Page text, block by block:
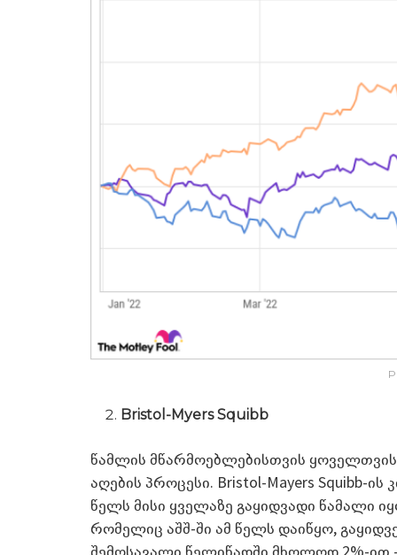
Bristol-Myers Squibb
წამლის მწარმოებლებისთვის ყოველთვის
აღების პროცესი. Bristol-Mayers Squibb-
წელს მისი ყველაზე გაყიდვადი წამალი
რომელიც აშშ-ში ამ წელს დაიწყო,